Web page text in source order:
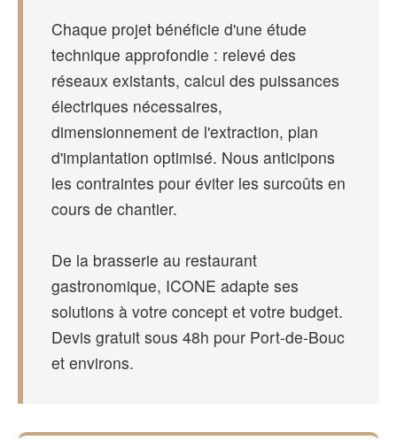
Chaque projet bénéficie d'une étude
technique approfondie : relevé des
réseaux existants, calcul des puissances
électriques nécessaires,
dimensionnement de l'extraction, plan
d'implantation optimisé. Nous anticipons
les contraintes pour éviter les surcoûts en
cours de chantier.
De la brasserie au restaurant
gastronomique, ICONE adapte ses
solutions à votre concept et votre budget.
Devis gratuit sous 48h pour Port-de-Bouc
et environs.